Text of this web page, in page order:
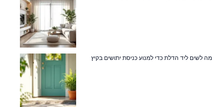
מה לשים ליד הדלת כדי למנוע כניסת יתושים בקיץ